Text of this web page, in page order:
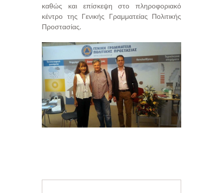
καθώς και επίσκεψη στο πληροφοριακό
κέντρο της Γενικής Γραμματείας Πολιτικής
Προστασίας.